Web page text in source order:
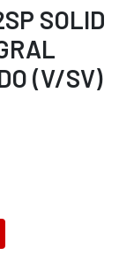
SOLID
(V/SV)